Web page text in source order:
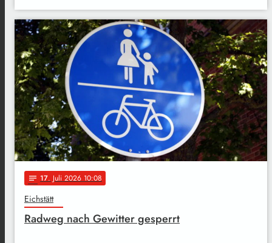
notes 17. Juli 2026 10:08
Eichstätt
Radweg nach Gewitter gesperrt